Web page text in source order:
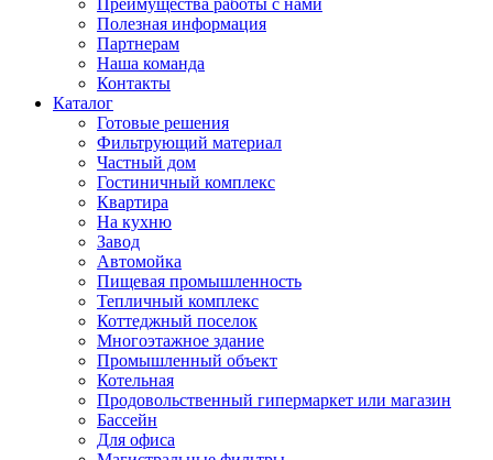
Полезная информация
Партнерам
Наша команда
Контакты
Каталог
Готовые решения
Фильтрующий материал
Частный дом
Гостиничный комплекс
Квартира
На кухню
Завод
Автомойка
Пищевая промышленность
Тепличный комплекс
Коттеджный поселок
Многоэтажное здание
Промышленный объект
Котельная
Продовольственный гипермаркет или магазин
Бассейн
Для офиса